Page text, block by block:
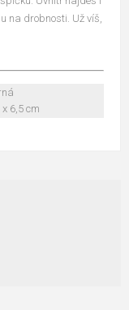
na drobnosti. Už víš,
x 6,5 cm